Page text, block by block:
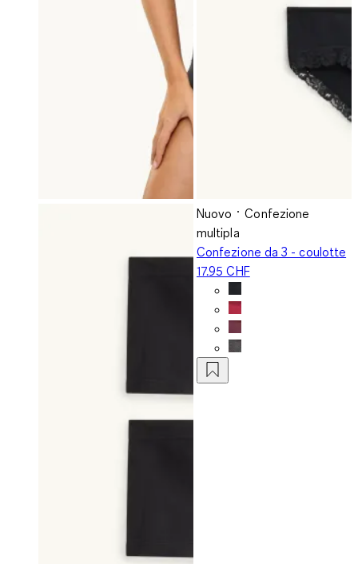
Nuovo
Confezione
multipla
Confezione da 3 - coulotte
17.95 CHF